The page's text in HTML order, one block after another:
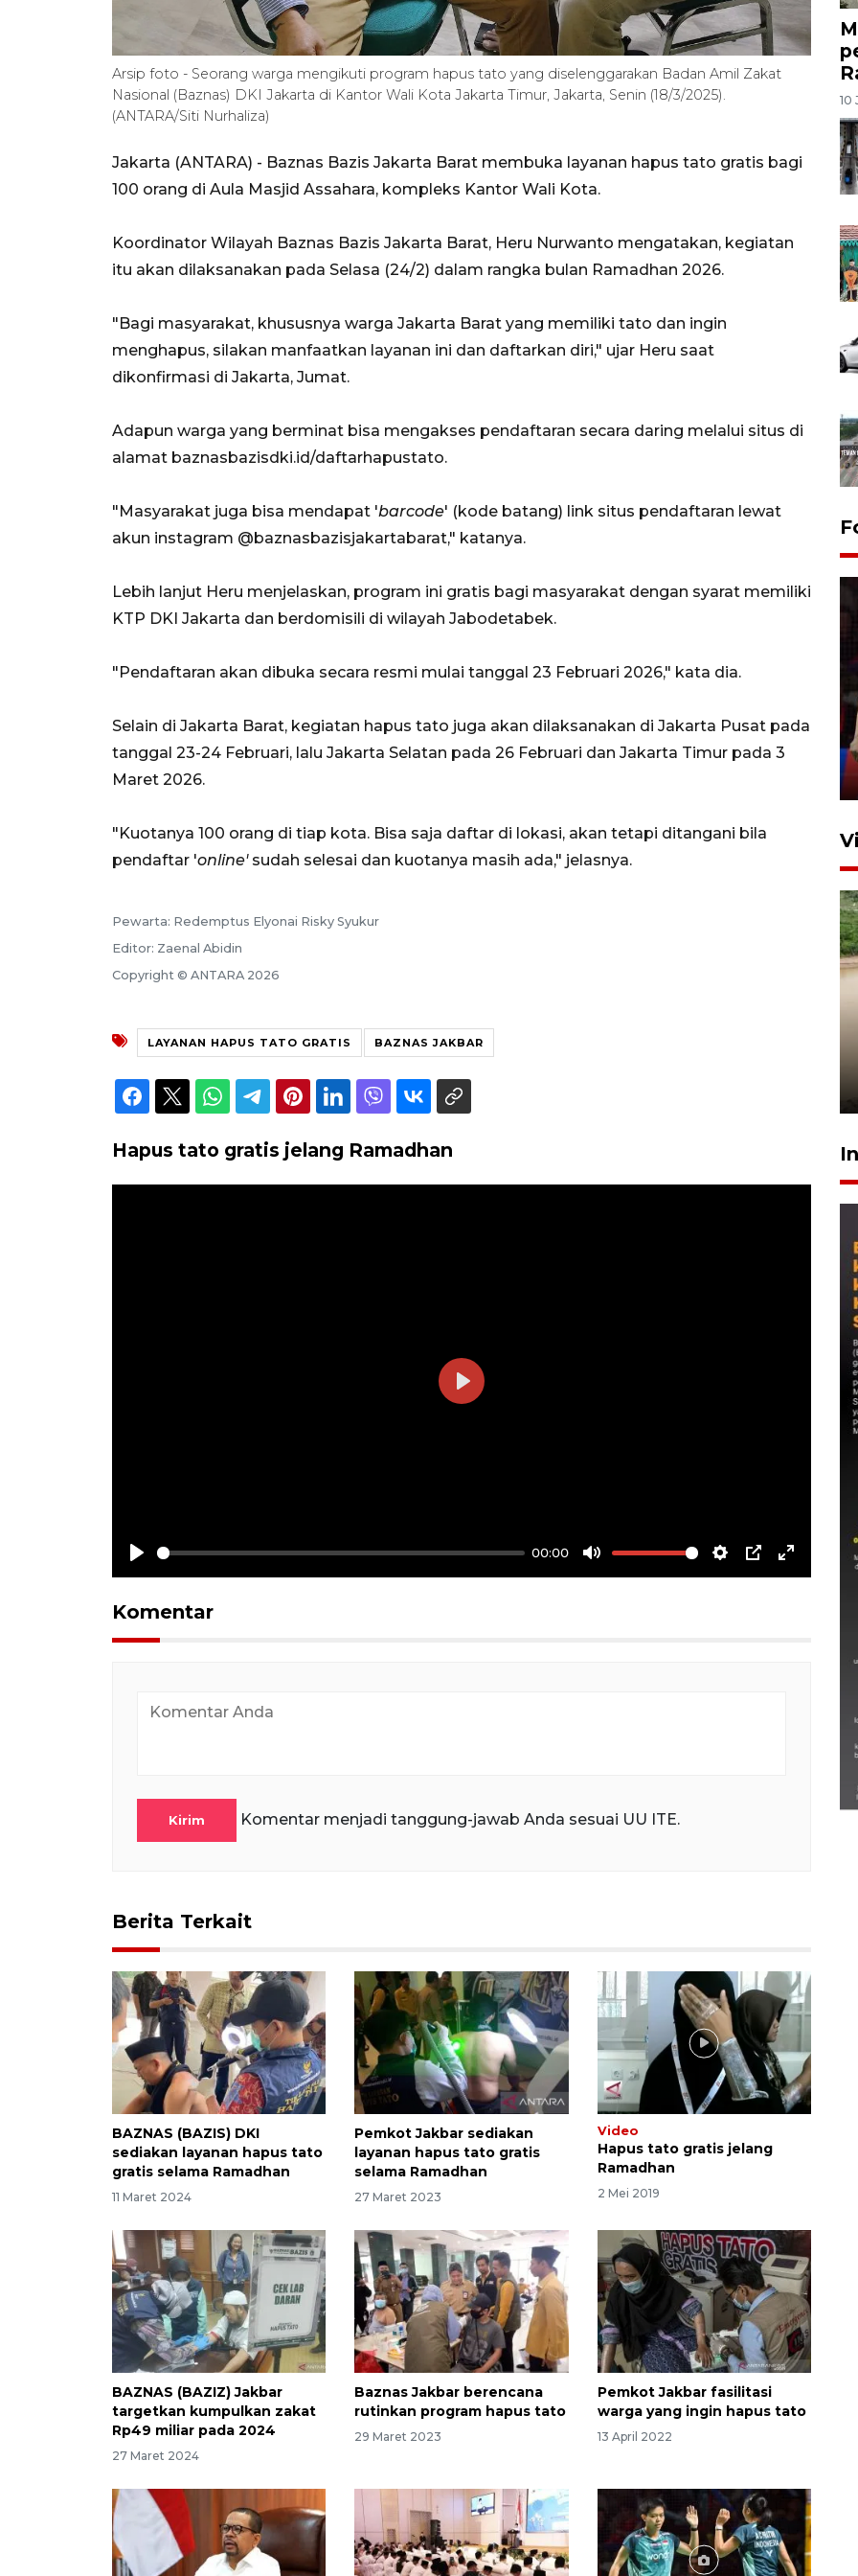
Arsip foto - Seorang warga mengikuti program hapus tato yang diselenggarakan Badan Amil Zakat
Nasional (Baznas) DKI Jakarta di Kantor Wali Kota Jakarta Timur, Jakarta, Senin (18/3/2025).
(ANTARA/Siti Nurhaliza)
Jakarta (ANTARA) - Baznas Bazis Jakarta Barat membuka layanan hapus tato gratis bagi
100 orang di Aula Masjid Assahara, kompleks Kantor Wali Kota.
Koordinator Wilayah Baznas Bazis Jakarta Barat, Heru Nurwanto mengatakan, kegiatan
itu akan dilaksanakan pada Selasa (24/2) dalam rangka bulan Ramadhan 2026.
"Bagi masyarakat, khususnya warga Jakarta Barat yang memiliki tato dan ingin
menghapus, silakan manfaatkan layanan ini dan daftarkan diri," ujar Heru saat
dikonfirmasi di Jakarta, Jumat.
Adapun warga yang berminat bisa mengakses pendaftaran secara daring melalui situs di
alamat baznasbazisdki.id/daftarhapustato.
"Masyarakat juga bisa mendapat 'barcode' (kode batang) link situs pendaftaran lewat
akun instagram @baznasbazisjakartabarat," katanya.
Lebih lanjut Heru menjelaskan, program ini gratis bagi masyarakat dengan syarat memiliki
KTP DKI Jakarta dan berdomisili di wilayah Jabodetabek.
"Pendaftaran akan dibuka secara resmi mulai tanggal 23 Februari 2026," kata dia.
Selain di Jakarta Barat, kegiatan hapus tato juga akan dilaksanakan di Jakarta Pusat pada
tanggal 23-24 Februari, lalu Jakarta Selatan pada 26 Februari dan Jakarta Timur pada 3
Maret 2026.
"Kuotanya 100 orang di tiap kota. Bisa saja daftar di lokasi, akan tetapi ditangani bila
pendaftar 'online'sudah selesai dan kuotanya masih ada," jelasnya.
Pewarta: Redemptus Elyonai Risky Syukur
Editor: Zaenal Abidin
Copyright © ANTARA 2026
LAYANAN HAPUS TATO GRATIS BAZNAS JAKBAR
Hapus tato gratis jelang Ramadhan
Play
00:00
Mute Settings
PIP Enter
Play
Komentar
Kirim Komentar menjadi tanggung-jawab Anda sesuai UU ITE.
Berita Terkait
BAZNAS (BAZIS) DKI
sediakan layanan hapus tato
gratis selama Ramadhan
11 Maret 2024
Pemkot Jakbar sediakan
layanan hapus tato gratis
selama Ramadhan
27 Maret 2023
Video
Hapus tato gratis jelang
Ramadhan
2 Mei 2019
BAZNAS (BAZIZ) Jakbar
targetkan kumpulkan zakat
Rp49 miliar pada 2024
27 Maret 2024
Baznas Jakbar berencana
rutinkan program hapus tato
29 Maret 2023
Pemkot Jakbar fasilitasi
warga yang ingin hapus tato
13 April 2022
10
Lebaran Betawi 2026, ajang
upaya pelestarian budaya di
Ibu Kota